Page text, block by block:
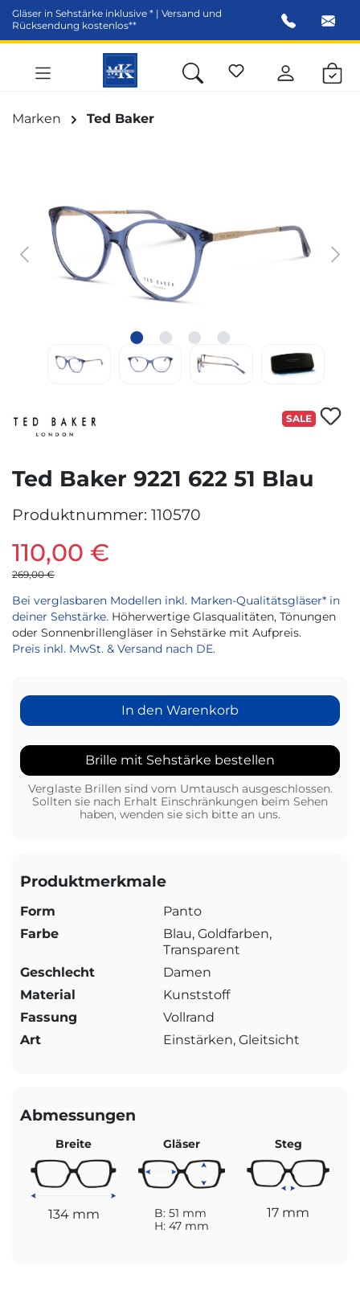
springen
Gläser in Sehstärke inklusive * | Versand und
Rücksendung kostenlos**
Marken Ted Baker
SALE
Ted Baker 9221 622 51 Blau
Produktnummer: 110570
110,00 €
269,00 €
Bei verglasbaren Modellen inkl. Marken-Qualitätsgläser* in
deiner Sehstärke. Höherwertige Glasqualitäten, Tönungen
oder Sonnenbrillengläser in Sehstärke mit Aufpreis.
Preis inkl. MwSt. & Versand nach DE.
In den Warenkorb
Brille mit Sehstärke bestellen
Verglaste Brillen sind vom Umtausch ausgeschlossen.
Sollten sie nach Erhalt Einschränkungen beim Sehen
haben, wenden sie sich bitte an uns.
Produktmerkmale
Form
Panto
Farbe
Blau, Goldfarben,
Transparent
Geschlecht
Damen
Material
Kunststoff
Fassung
Vollrand
Art
Einstärken, Gleitsicht
Abmessungen
Breite
134 mm
Gläser
B: 51 mm
H: 47 mm
Steg
17 mm